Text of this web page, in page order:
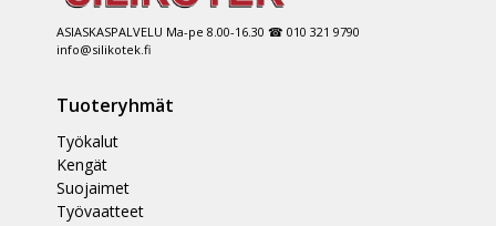
ASIASKASPALVELU Ma-pe 8.00-16.30 ☎ 010 321 9790
info@silikotek.fi
Tuoteryhmät
Työkalut
Kengät
Suojaimet
Työvaatteet